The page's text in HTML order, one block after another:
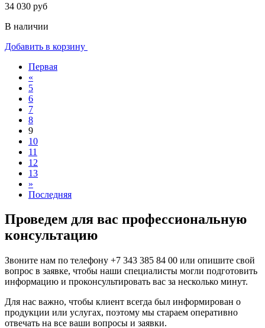
34 030 руб
В наличии
Добавить в корзину
Первая
«
5
6
7
8
9
10
11
12
13
»
Последняя
Проведем для вас профессиональную
консультацию
Звоните нам по телефону +7 343 385 84 00 или опишите свой
вопрос в заявке, чтобы наши специалисты могли подготовить
информацию и проконсультировать вас за несколько минут.
Для нас важно, чтобы клиент всегда был информирован о
продукции или услугах, поэтому мы стараем оперативно
отвечать на все ваши вопросы и заявки.